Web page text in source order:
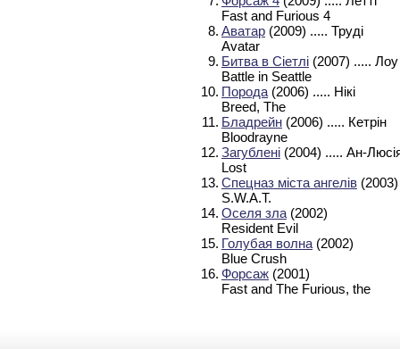
Fast and Furious 4
8. Аватар (2009) ..... Труді
Avatar
9. Битва в Сіетлі (2007) ..... Лоу
Battle in Seattle
10. Порода (2006) ..... Нікі
Breed, The
11. Бладрейн (2006) ..... Кетрін
Bloodrayne
12. Загублені (2004) ..... Ан-
Lost
13. Спецназ міста ангелів (2003)
S.W.A.T.
14. Оселя зла (2002)
Resident Evil
15. Голубая волна (2002)
Blue Crush
16. Форсаж (2001)
Fast and The Furious, the